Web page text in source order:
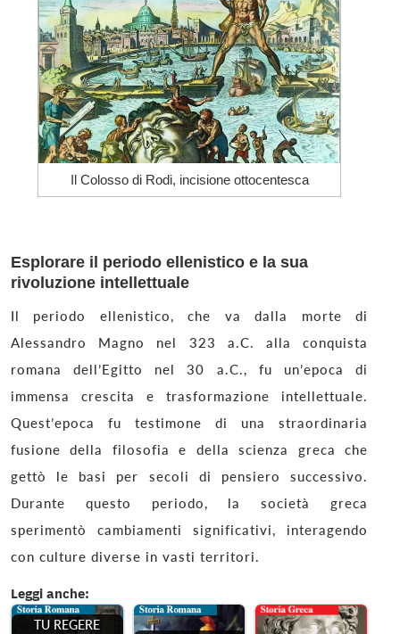
Il Colosso di Rodi, incisione ottocentesca
Esplorare il periodo ellenistico e la sua
rivoluzione intellettuale
Il periodo ellenistico, che va dalla morte di
Alessandro Magno nel 323 a.C. alla conquista
romana dell’Egitto nel 30 a.C., fu un’epoca di
immensa crescita e trasformazione intellettuale.
Quest’epoca fu testimone di una straordinaria
fusione della filosofia e della scienza greca che
gettò le basi per secoli di pensiero successivo.
Durante questo periodo, la società greca
sperimentò cambiamenti significativi, interagendo
con culture diverse in vasti territori.
Leggi anche:
TU REGERE